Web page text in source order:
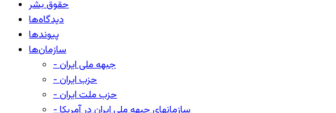
حقوق بشر
دیدگاه‌ها
پیوندها
سازمان‌ها
- جبهه ملی ایران
- حزب ایران
- حزب ملت ایران